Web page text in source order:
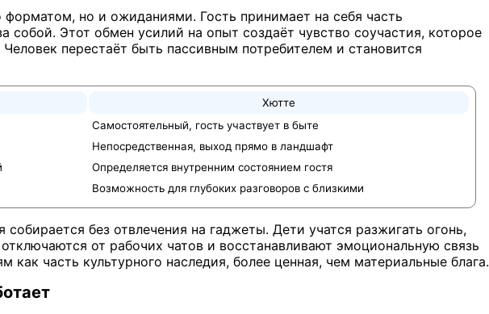
но и ожиданиями. Гость принимает на себя часть
собой. Этот обмен усилий на опыт создаёт чувство соучастия, которое
перестаёт быть пассивным потребителем и становится
Хютте
Самостоятельный, гость участвует в быте
Непосредственная, выход прямо в ландшафт
Определяется внутренним состоянием гостя
Возможность для глубоких разговоров с близкими
без отвлечения на гаджеты. Дети учатся разжигать огонь,
от рабочих чатов и восстанавливают эмоциональную связь
часть культурного наследия, более ценная, чем материальные блага.